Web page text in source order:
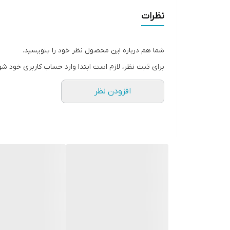
نظرات
شما هم درباره این محصول نظر خود را بنویسید.
برای ثبت نظر، لازم است ابتدا وارد حساب کاربری خود
افزودن نظر